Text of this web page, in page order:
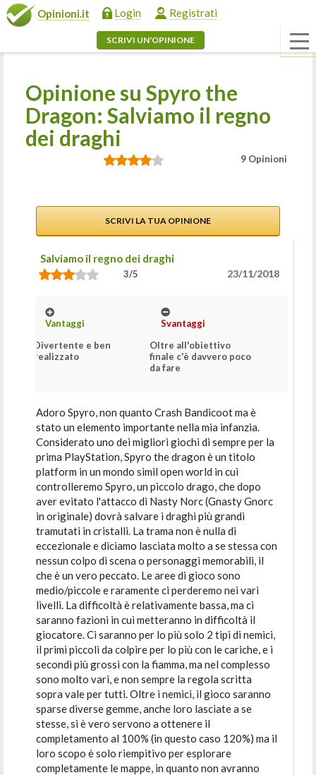
Opinioni.it Login Registrati
SCRIVI UN'OPINIONE
Opinione su Spyro the
Dragon: Salviamo il regno
dei draghi
9 Opinioni
SCRIVI LA TUA OPINIONE
Salviamo il regno dei draghi
3/5 23/11/2018
Vantaggi
Divertente e ben
realizzato
Svantaggi
Oltre all'obiettivo
finale c'è davvero poco
da fare
Adoro Spyro, non quanto Crash Bandicoot ma è
stato un elemento importante nella mia infanzia.
Considerato uno dei migliori giochi di sempre per la
prima PlayStation, Spyro the dragon è un titolo
platform in un mondo simil open world in cui
controlleremo Spyro, un piccolo drago, che dopo
aver evitato l'attacco di Nasty Norc (Gnasty Gnorc
in originale) dovrà salvare i draghi più grandi
tramutati in cristalli. La trama non è nulla di
eccezionale e diciamo lasciata molto a se stessa con
nessun colpo di scena o personaggi memorabili, il
che è un vero peccato. Le aree di gioco sono
medio/piccole e raramente ci perderemo nei vari
livelli. La difficoltà è relativamente bassa, ma ci
saranno fazioni in cui metteranno in difficoltà il
giocatore. Ci saranno per lo più solo 2 tipi di nemici,
il primi piccoli da colpire per lo più con le cariche, e i
secondi più grossi con la fiamma, ma nel complesso
sono molto vari, e non sempre la regola scritta
sopra vale per tutti. Oltre i nemici, il gioco saranno
sparse diverse gemme, anche loro lasciate a se
stesse, si è vero servono a ottenere il
completamento al 100% (in questo caso 120%) ma il
loro scopo è solo riempitivo per esplorare
completamente le mappe, in quanto non avranno